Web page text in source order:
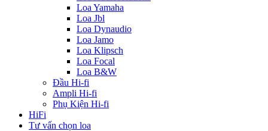
Loa Yamaha
Loa Jbl
Loa Dynaudio
Loa Jamo
Loa Klipsch
Loa Focal
Loa B&W
Đầu Hi-fi
Ampli Hi-fi
Phụ Kiện Hi-fi
HiFi
Tư vấn chọn loa